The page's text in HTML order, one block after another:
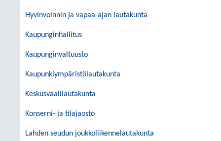
Hyvinvoinnin ja vapaa-ajan lautakunta
Kaupunginhallitus
Kaupunginvaltuusto
Kaupunkiympäristölautakunta
Keskusvaalilautakunta
Konserni- ja tilajaosto
Lahden seudun joukkoliikennelautakunta